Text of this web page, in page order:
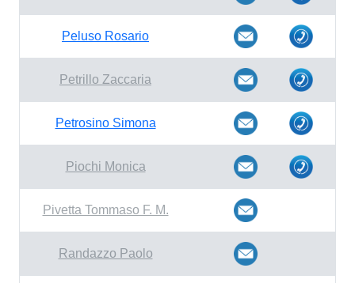
Peluso Rosario
Petrillo Zaccaria
Petrosino Simona
Piochi Monica
Pivetta Tommaso F. M.
Randazzo Paolo